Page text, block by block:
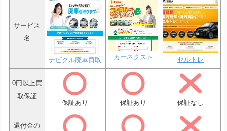
サービス
名
ナビクル廃車買取 カーネクスト セルトレ
0円以上買
取保証
保証あり
保証あり 保証なし
還付金の